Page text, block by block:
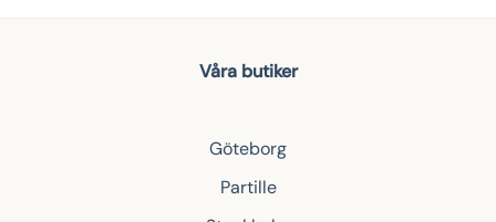
Våra butiker
Göteborg
Partille